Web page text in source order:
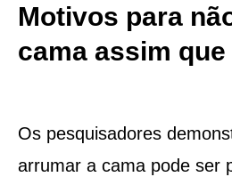
Motivos para
cama assim
Os pesquisadores
arrumar a cama pode ser